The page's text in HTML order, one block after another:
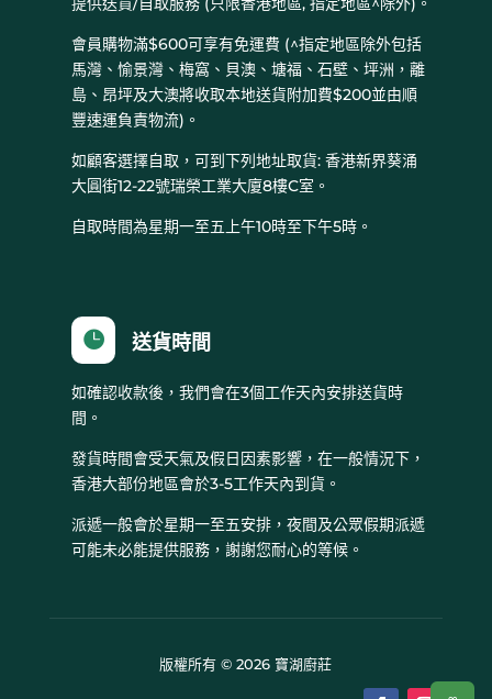
會員購物滿$600可享有免運費 (^指定地區除外包括
馬灣、愉景灣、梅窩、貝澳、塘福、石壁、坪洲，離
島、昂坪及大澳將收取本地送貨附加費$200並由順
豐速運負責物流)。
如顧客選擇自取，可到下列地址取貨: 香港新界葵涌
大圓街12-22號瑞榮工業大廈8樓C室。
自取時間為星期一至五上午10時至下午5時。
 送貨時間
如確認收款後，我們會在3個工作天內安排送貨時
間。
發貨時間會受天氣及假日因素影響，在一般情況下，
香港大部份地區會於3-5工作天內到貨。
派遞一般會於星期一至五安排，夜間及公眾假期派遞
可能未必能提供服務，謝謝您耐心的等候。
版權所有 © 2026 寶湖廚莊